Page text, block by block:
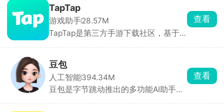
实体卡、排队充值。需要先选对应学校
实名绑定才能用，充值走微信支付宝，
每一笔花销都能查账单。不少高校澡堂
和食堂都在用，是住校刚需工具。
TapTap
游戏助手28.57M
TapTap是第三方手游下载社区，基于
来自平台实名玩家，帮助快速种草。云
玩游戏无需下载，点开即玩 30 分钟高
清流式试玩，省存储、低配置也能体验
3A 手游。每款游戏自带论坛，支持图
查看
豆包
人工智能394.34M
豆包是字节跳动推出的多功能AI助手，
查看